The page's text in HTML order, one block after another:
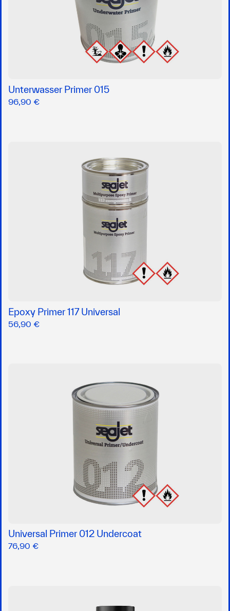
Unterwasser Primer 015
96,90 €
Epoxy Primer 117 Universal
56,90 €
Universal Primer 012 Undercoat
76,90 €